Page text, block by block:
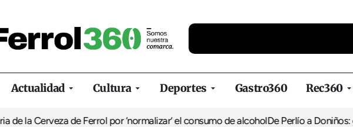
Actualidad Cultura Deportes Gastro360 Rec360
de Ferrol por ‘normalizar’ el consumo de alcoholDe Perlío a Doniños: guía para